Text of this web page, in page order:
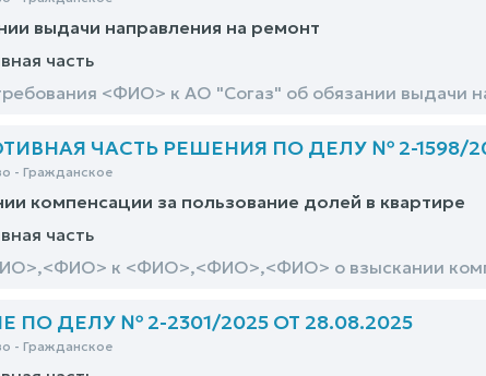
выдачи направления на ремонт
часть
<ФИО> к АО "Согаз" об обязании выдачи
ЧАСТЬ РЕШЕНИЯ ПО ДЕЛУ № 2-1598/
- Гражданское
компенсации за пользование долей в квартире
часть
к <ФИО>,<ФИО>,<ФИО> о взыскании
ПО ДЕЛУ № 2-2301/2025 ОТ 28.08.2025
- Гражданское